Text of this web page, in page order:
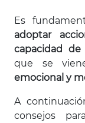
Es
adoptar
capacidad de
que se
emocional y
A
consejos